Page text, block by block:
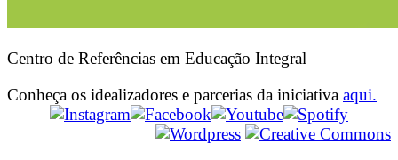
Centro de Referências em Educação Integral
Conheça os idealizadores e parcerias da iniciativa aqui.